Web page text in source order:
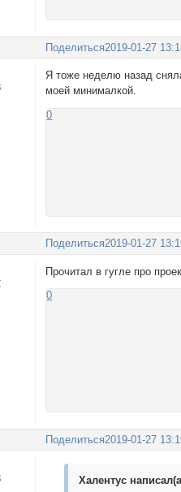
Поделиться2019-01-27
Я тоже неделю назад
моей минималкой.
0
Поделиться2019-01-27
Прочитал в гугле про
0
Поделиться2019-01-27
Халентус